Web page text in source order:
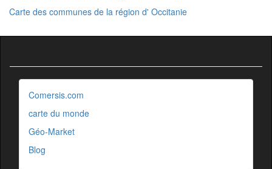
Carte des communes de la région d' Occitanie
Comersis.com
carte du monde
Géo-Market
Blog